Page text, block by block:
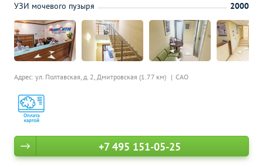
Адрес: ул. Полтавская, д. 2, Дмитровская (1.77 км) САО
УЗИ мочевого пузыря
2000
+7 495 151-05-25